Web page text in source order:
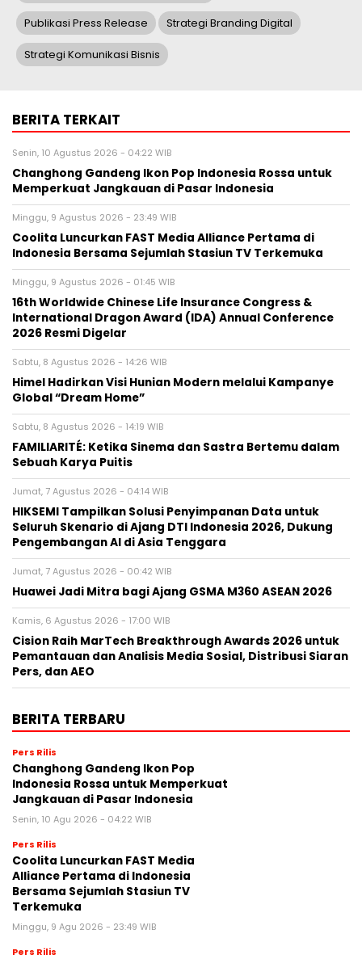
Publikasi Press Release Strategi Branding Digital
Strategi Komunikasi Bisnis
BERITA TERKAIT
Senin, 10 Agustus 2026 - 04:22 WIB
Changhong Gandeng Ikon Pop Indonesia Rossa untuk
Memperkuat Jangkauan di Pasar Indonesia
Minggu, 9 Agustus 2026 - 23:49 WIB
Coolita Luncurkan FAST Media Alliance Pertama di
Indonesia Bersama Sejumlah Stasiun TV Terkemuka
Minggu, 9 Agustus 2026 - 01:45 WIB
16th Worldwide Chinese Life Insurance Congress &
International Dragon Award (IDA) Annual Conference
2026 Resmi Digelar
Sabtu, 8 Agustus 2026 - 14:26 WIB
Himel Hadirkan Visi Hunian Modern melalui Kampanye
Global “Dream Home”
Sabtu, 8 Agustus 2026 - 14:19 WIB
FAMILIARITÉ: Ketika Sinema dan Sastra Bertemu dalam
Sebuah Karya Puitis
Jumat, 7 Agustus 2026 - 04:14 WIB
HIKSEMI Tampilkan Solusi Penyimpanan Data untuk
Seluruh Skenario di Ajang DTI Indonesia 2026, Dukung
Pengembangan AI di Asia Tenggara
Jumat, 7 Agustus 2026 - 00:42 WIB
Huawei Jadi Mitra bagi Ajang GSMA M360 ASEAN 2026
Kamis, 6 Agustus 2026 - 17:00 WIB
Cision Raih MarTech Breakthrough Awards 2026 untuk
Pemantauan dan Analisis Media Sosial, Distribusi Siaran
Pers, dan AEO
BERITA TERBARU
Pers Rilis
Changhong Gandeng Ikon Pop
Indonesia Rossa untuk Memperkuat
Jangkauan di Pasar Indonesia
Senin, 10 Agu 2026 - 04:22 WIB
Pers Rilis
Coolita Luncurkan FAST Media
Alliance Pertama di Indonesia
Bersama Sejumlah Stasiun TV
Terkemuka
Minggu, 9 Agu 2026 - 23:49 WIB
Pers Rilis